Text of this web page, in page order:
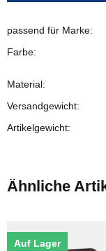
passend für Marke:
Farbe:
Material:
Versandgewicht:
Artikelgewicht:
Ähnliche
Auf Lager